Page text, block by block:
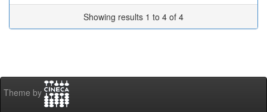
Showing results 1 to 4 of 4
Theme by